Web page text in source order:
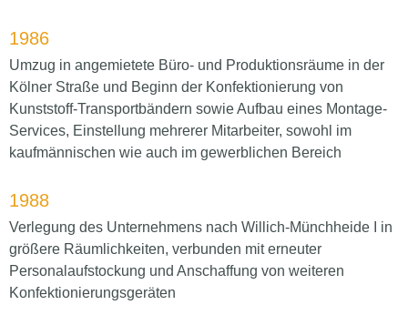
1986
Umzug in angemietete Büro- und Produktionsräume in der
Kölner Straße und Beginn der Konfektionierung von
Kunststoff-Transportbändern sowie Aufbau eines Montage-
Services, Einstellung mehrerer Mitarbeiter, sowohl im
kaufmännischen wie auch im gewerblichen Bereich
1988
Verlegung des Unternehmens nach Willich-Münchheide I in
größere Räumlichkeiten, verbunden mit erneuter
Personalaufstockung und Anschaffung von weiteren
Konfektionierungsgeräten